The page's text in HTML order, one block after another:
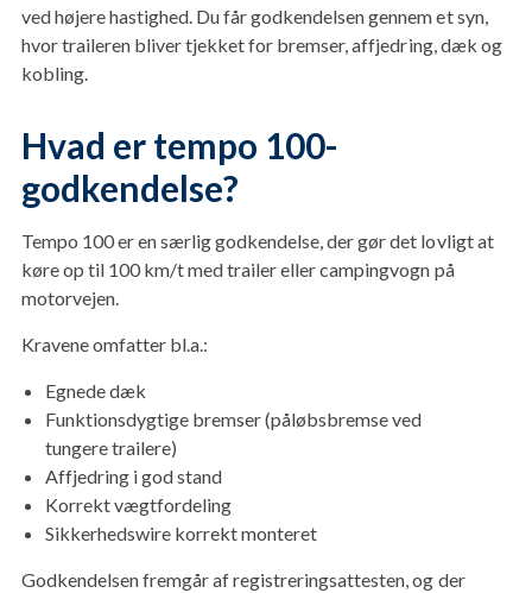
ved højere hastighed. Du får godkendelsen gennem et syn,
hvor traileren bliver tjekket for bremser, affjedring, dæk og
kobling.
Hvad er tempo 100-
godkendelse?
Tempo 100 er en særlig godkendelse, der gør det lovligt at
køre op til 100 km/t med trailer eller campingvogn på
motorvejen.
Kravene omfatter bl.a.:
Egnede dæk
Funktionsdygtige bremser (påløbsbremse ved
tungere trailere)
Affjedring i god stand
Korrekt vægtfordeling
Sikkerhedswire korrekt monteret
Godkendelsen fremgår af registreringsattesten, og der